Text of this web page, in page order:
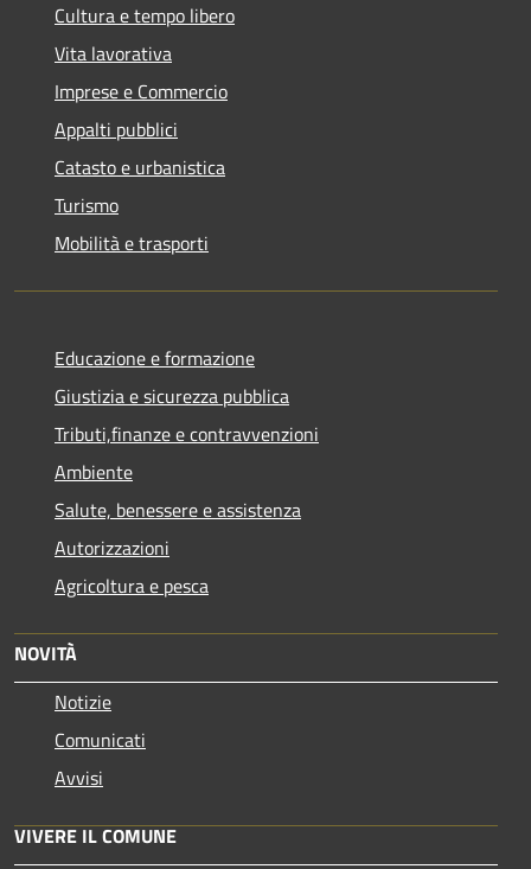
Cultura e tempo libero
Vita lavorativa
Imprese e Commercio
Appalti pubblici
Catasto e urbanistica
Turismo
Mobilità e trasporti
Educazione e formazione
Giustizia e sicurezza pubblica
Tributi,finanze e contravvenzioni
Ambiente
Salute, benessere e assistenza
Autorizzazioni
Agricoltura e pesca
NOVITÀ
Notizie
Comunicati
Avvisi
VIVERE IL COMUNE